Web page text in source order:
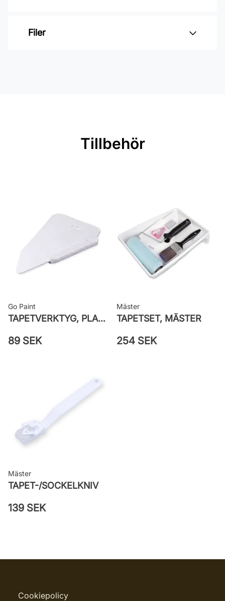
Varumärke: Midbec Tapeter
Bredd: 0,53 m
väggen
Leverantörens artikelnummer: 65116
Filer
Tillbehör
Go Paint
TAPETVERKTYG, PLAST GO PAINT
89 SEK
Mäster
TAPETSET, MÄSTER
254 SEK
Mäster
TAPET-/SOCKELKNIV
139 SEK
Cookiepolicy